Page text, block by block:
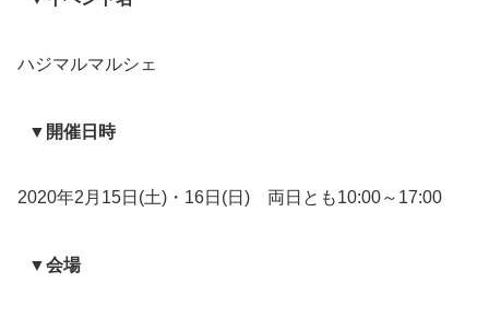
ハジマルマルシェ
▼開催日時
2020年2月15日(土)・16日(日) 両日とも10:00～17:00
▼会場